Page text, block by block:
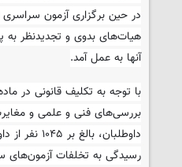
در حین برگزاری آزمون سراسری
هیات‌های بدوی و تجدیدنظر به
آنها به عمل آمد.
بررسی‌های فنی و علمی و